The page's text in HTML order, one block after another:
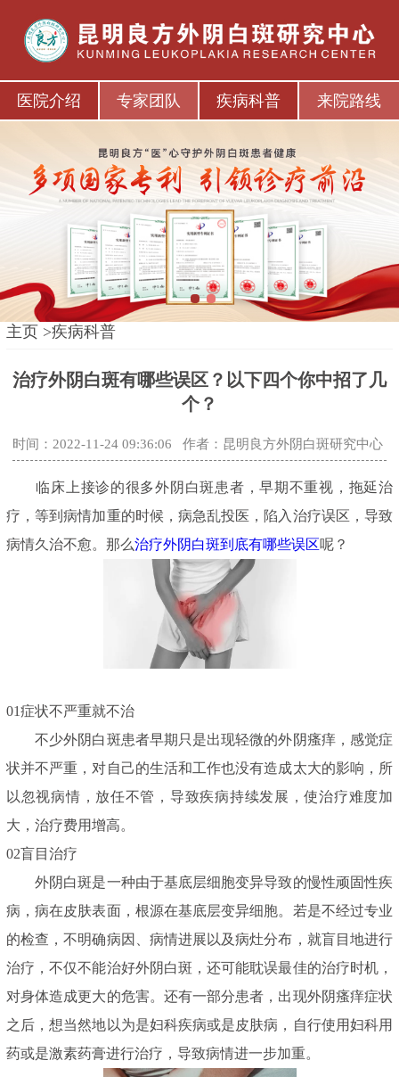
医院介绍 专家团队 疾病科普 来院路线
主页 >疾病科普
治疗外阴白斑有哪些误区？以下四个你中招了几
个？
时间：2022-11-24 09:36:06 作者：昆明良方外阴白斑研究中心
临床上接诊的很多外阴白斑患者，早期不重视，拖延治
疗，等到病情加重的时候，病急乱投医，陷入治疗误区，导致
病情久治不愈。那么治疗外阴白斑到底有哪些误区呢？
01症状不严重就不治
不少外阴白斑患者早期只是出现轻微的外阴瘙痒，感觉症
状并不严重，对自己的生活和工作也没有造成太大的影响，所
以忽视病情，放任不管，导致疾病持续发展，使治疗难度加
大，治疗费用增高。
02盲目治疗
外阴白斑是一种由于基底层细胞变异导致的慢性顽固性疾
病，病在皮肤表面，根源在基底层变异细胞。若是不经过专业
的检查，不明确病因、病情进展以及病灶分布，就盲目地进行
治疗，不仅不能治好外阴白斑，还可能耽误最佳的治疗时机，
对身体造成更大的危害。还有一部分患者，出现外阴瘙痒症状
之后，想当然地以为是妇科疾病或是皮肤病，自行使用妇科用
药或是激素药膏进行治疗，导致病情进一步加重。